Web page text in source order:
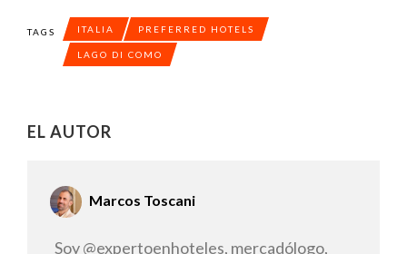
TAGS ITALIA PREFERRED HOTELS
LAGO DI COMO
EL AUTOR
Marcos Toscani
Soy @expertoenhoteles, mercadólogo,